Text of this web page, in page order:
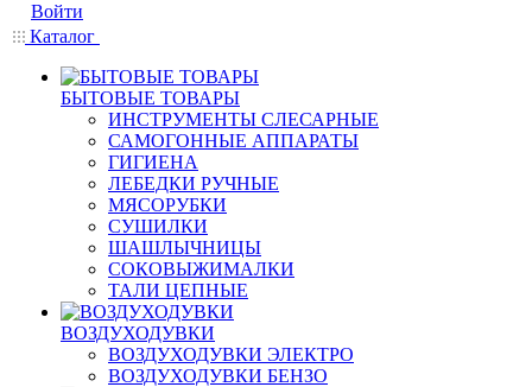
Войти
Каталог
БЫТОВЫЕ ТОВАРЫ
ИНСТРУМЕНТЫ СЛЕСАРНЫЕ
САМОГОННЫЕ АППАРАТЫ
ГИГИЕНА
ЛЕБЕДКИ РУЧНЫЕ
МЯСОРУБКИ
СУШИЛКИ
ШАШЛЫЧНИЦЫ
СОКОВЫЖИМАЛКИ
ТАЛИ ЦЕПНЫЕ
ВОЗДУХОДУВКИ
ВОЗДУХОДУВКИ ЭЛЕКТРО
ВОЗДУХОДУВКИ БЕНЗО